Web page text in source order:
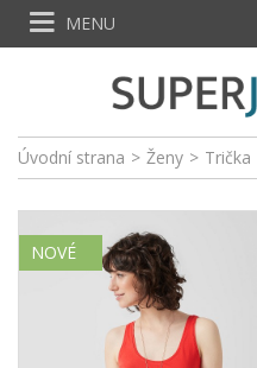
Úvodní strana > Ženy > Trička
NOVÉ
MENU